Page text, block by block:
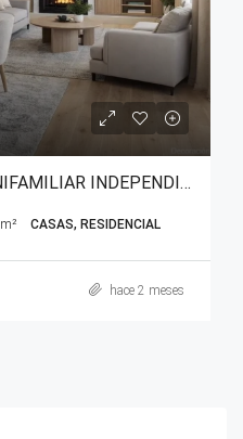
EXCLUSIVA VIVIENDA UNIFAMILIAR INDEPENDIENTE EN GOPEGUI (ZIGOITIA)
m² CASAS, RESIDENCIAL
hace 2 meses